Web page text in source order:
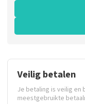
Veilig betalen
Je betaling is veilig en
meestgebruikte